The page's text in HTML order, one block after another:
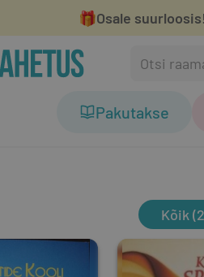
🎁Osale suurloosis!
Pakutakse
Kõik